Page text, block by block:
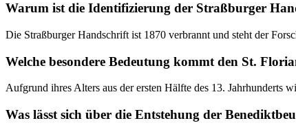
Warum ist die Identifizierung der Straßburger
Die Straßburger Handschrift ist 1870 verbrannt und steht der
Welche besondere Bedeutung kommt den St.
Aufgrund ihres Alters aus der ersten Hälfte des 13. Jahrhunderts
Was lässt sich über die Entstehung der